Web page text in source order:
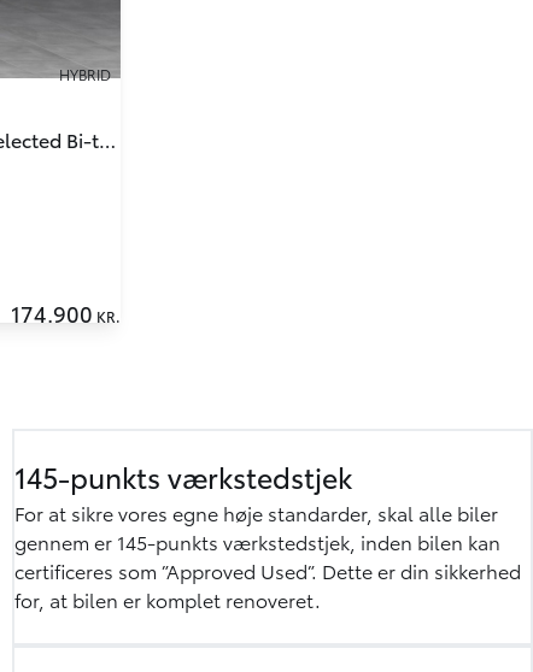
HYBRID
1,8 Hybrid C-LUB Premium Selected Bi-tone Multidrive S 122HK 5d Aut.
174.900 KR.
145-punkts værkstedstjek
For at sikre vores egne høje standarder, skal alle biler
gennem er 145-punkts værkstedstjek, inden bilen kan
certificeres som ”Approved Used”. Dette er din sikkerhed
for, at bilen er komplet renoveret.